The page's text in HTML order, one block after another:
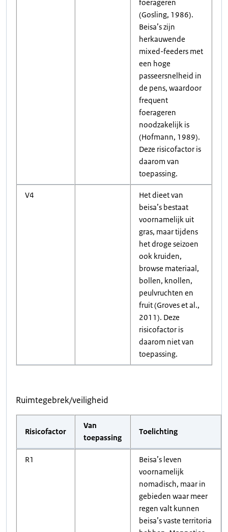
foerageren
(Gosling, 1986).
Beisa’s zijn
herkauwende
mixed-feeders met
een hoge
passeersnelheid in
de pens, waardoor
frequent
foerageren
noodzakelijk is
(Hofmann, 1989).
Deze risicofactor is
daarom van
toepassing.
V4
Het dieet van
beisa’s bestaat
voornamelijk uit
gras, maar tijdens
het droge seizoen
ook kruiden,
browse materiaal,
bollen, knollen,
peulvruchten en
fruit (Groves et al.,
2011). Deze
risicofactor is
daarom niet van
toepassing.
Ruimtegebrek/veiligheid
Risicofactor
Van
toepassing
Toelichting
R1
Beisa’s leven
voornamelijk
nomadisch, maar in
gebieden waar meer
regen valt kunnen
beisa’s vaste territoria